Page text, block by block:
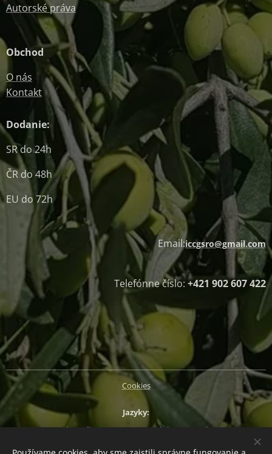
Autorské práva
Obchod
O nás
Kontakt
Dodanie:
SR do 24h
ČR do 48h
EU do 72h
Email:iccgsro@gmail.com
Telefónne číslo: +421 902 607 422
Cookies
Jazyky
Slovenčina
Magyar English Deutsch